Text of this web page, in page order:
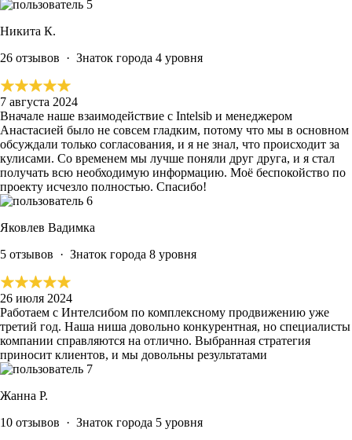
Никита К.
26 отзывов · Знаток города 4 уровня
7 августа 2024
Вначале наше взаимодействие с Intelsib и менеджером
Анастасией было не совсем гладким, потому что мы в основном
обсуждали только согласования, и я не знал, что происходит за
кулисами. Со временем мы лучше поняли друг друга, и я стал
получать всю необходимую информацию. Моё беспокойство по
проекту исчезло полностью. Спасибо!
Яковлев Вадимка
5 отзывов · Знаток города 8 уровня
26 июля 2024
Работаем с Интелсибом по комплексному продвижению уже
третий год. Наша ниша довольно конкурентная, но специалисты
компании справляются на отлично. Выбранная стратегия
приносит клиентов, и мы довольны результатами
Жанна Р.
10 отзывов · Знаток города 5 уровня